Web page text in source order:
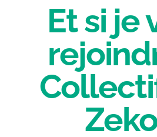
Et si je